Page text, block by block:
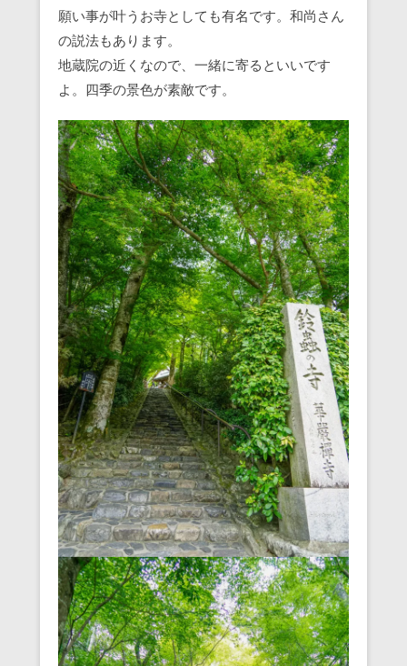
願い事が叶うお寺としても有名です。和尚さん
の説法もあります。
地蔵院の近くなので、一緒に寄るといいです
よ。四季の景色が素敵です。